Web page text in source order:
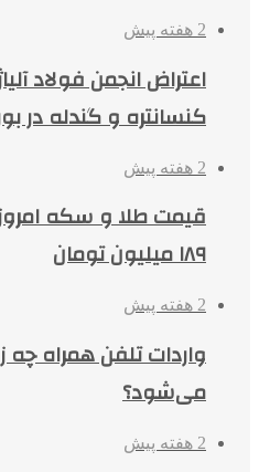
2 هفته پیش
اعتراض انجمن فولاد
کنسانتره و گندله در
2 هفته پیش
قیمت طلا و سکه
۱۸۹ میلیون تومان
2 هفته پیش
واردات تلفن همراه چه
می‌شود؟
2 هفته پیش